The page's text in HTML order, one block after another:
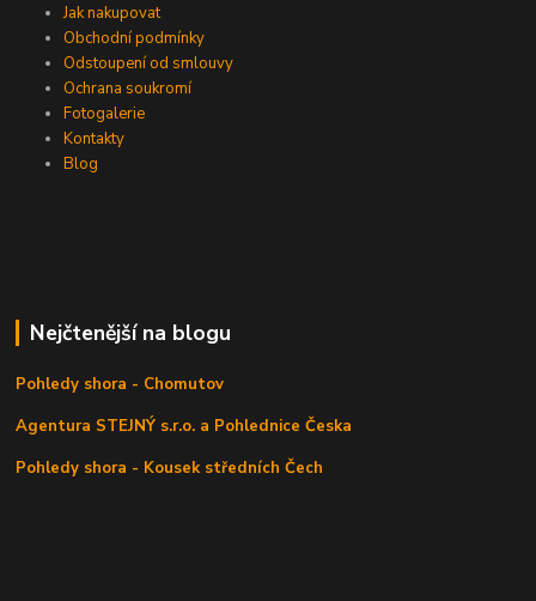
Jak nakupovat
Obchodní podmínky
Odstoupení od smlouvy
Ochrana soukromí
Fotogalerie
Kontakty
Blog
Nejčtenější na blogu
Pohledy shora - Chomutov
Agentura STEJNÝ s.r.o. a Pohlednice Česka
Pohledy shora - Kousek středních Čech